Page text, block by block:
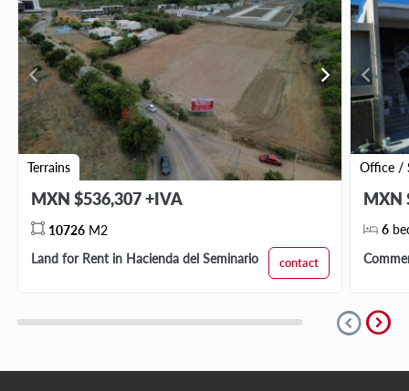
Terrains
chevron_left chevron_right
MXN $536,307 +IVA
10726 M2
Land for Rent in Hacienda del Seminario
contact
Office /
chevron_left
MXN
6
expand_circle_downexpand_circle_right